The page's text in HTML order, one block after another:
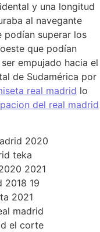
y una longitud
al navegante
podían superar los
que podían
empujado hacia el
de Sudamérica por
real madrid lo
del real madrid